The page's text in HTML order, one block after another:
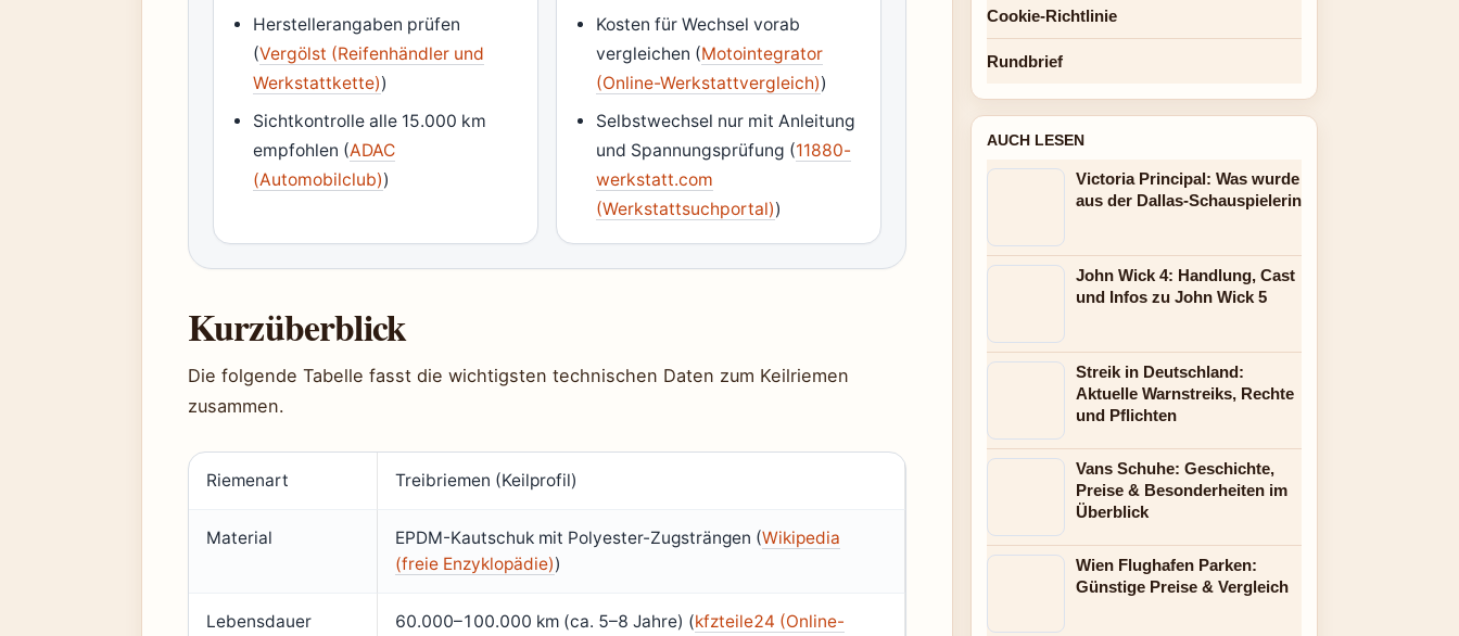
Herstellerangaben prüfen
(Vergölst (Reifenhändler und
Werkstattkette))
Sichtkontrolle alle 15.000 km
empfohlen (ADAC
(Automobilclub))
Kosten für Wechsel vorab
vergleichen (Motointegrator
(Online-Werkstattvergleich))
Selbstwechsel nur mit Anleitung
und Spannungsprüfung (11880-
werkstatt.com
(Werkstattsuchportal))
Kurzüberblick
Die folgende Tabelle fasst die wichtigsten technischen Daten zum Keilriemen
zusammen.
Riemenart Treibriemen (Keilprofil)
Material EPDM-Kautschuk mit Polyester-Zugsträngen (Wikipedia
(freie Enzyklopädie))
Lebensdauer 60.000–100.000 km (ca. 5–8 Jahre) (kfzteile24 (Online-
Cookie-Richtlinie
Rundbrief
AUCH LESEN
Victoria Principal: Was wurde
aus der Dallas-Schauspielerin
John Wick 4: Handlung, Cast
und Infos zu John Wick 5
Streik in Deutschland:
Aktuelle Warnstreiks, Rechte
und Pflichten
Vans Schuhe: Geschichte,
Preise & Besonderheiten im
Überblick
Wien Flughafen Parken:
Günstige Preise & Vergleich